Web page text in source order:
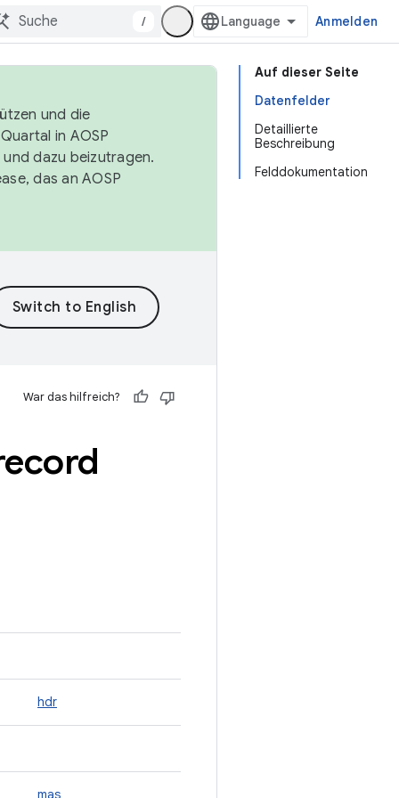
/ Anmelden
Auf dieser Seite
Datenfelder
Detaillierte
Beschreibung
Felddokumentation
und die
in AOSP
und dazu beizutragen.
das an AOSP
War das hilfreich?
hdr
mas